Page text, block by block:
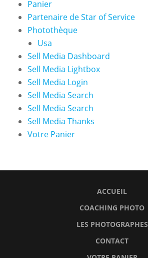
Panier
Partenaire de Star of Service
Photothèque
Usa
Sell Media Dashboard
Sell Media Lightbox
Sell Media Login
Sell Media Search
Sell Media Search
Sell Media Thanks
Votre Panier
ACCUEIL
COACHING PHOTO
LES PHOTOGRAPHES
CONTACT